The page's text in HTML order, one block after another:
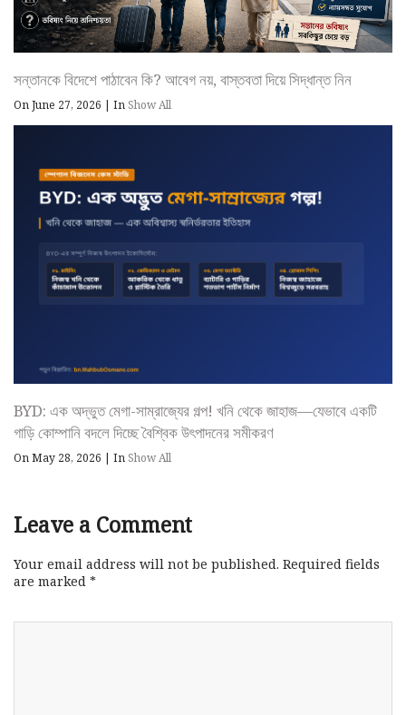
সন্তানকে বিদেশে পাঠাবেন কি? আবেগ নয়, বাস্তবতা দিয়ে সিদ্ধান্ত নিন
On June 27, 2026 InShow All
BYD: এক অদ্ভুত মেগা-সাম্রাজ্যের গল্প! খনি থেকে জাহাজ—যেভাবে একটি
গাড়ি কোম্পানি বদলে দিচ্ছে বৈশ্বিক উৎপাদনের সমীকরণ
On May 28, 2026 | InShow All
Leave a Comment
Your email address will not be published. Required fields
are marked *